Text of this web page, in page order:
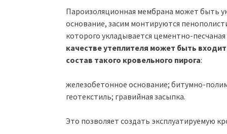
Пароизоляционная мембрана может быть
основание, засим монтируются
которого укладывается цементно-
качестве утеплителя может быть
состав такого кровельного пирога:
железобетонное основание; битумно-
геотекстиль; гравийная засыпка.
Это позволяет создать эксплуатируемую